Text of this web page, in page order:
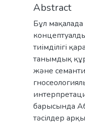
Abstract
Бұл
тиімділігі
танымдық
және
барысында
тәсілдер